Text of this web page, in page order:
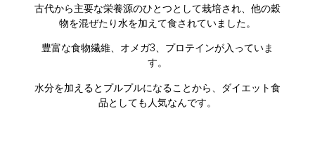
古代から主要な栄養源のひとつとして栽培され、他の穀
物を混ぜたり水を加えて食されていました。
豊富な食物繊維、オメガ3、プロテインが入っていま
す。
水分を加えるとプルプルになることから、ダイエット食
品としても人気なんです。